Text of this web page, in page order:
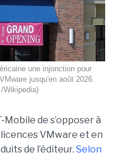
une injonction pour
jusqu'en août 2026.
Wikipedia)
Mobile de s’opposer à
VMware et en
de l’éditeur. Selon